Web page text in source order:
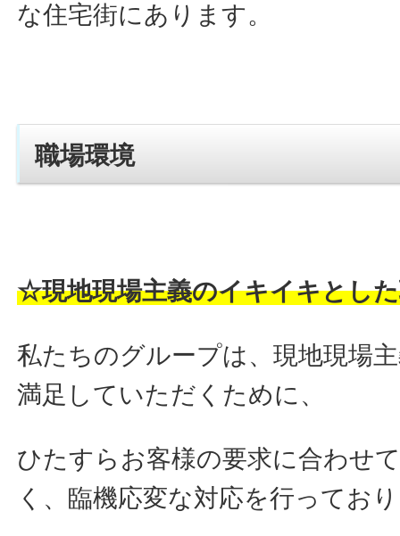
な住宅街にあります。
職場環境
☆現地現場主義のイキイキとし
私たちのグループは、現地現場
満足していただくために、
ひたすらお客様の要求に合わせ
く、臨機応変な対応を行ってお